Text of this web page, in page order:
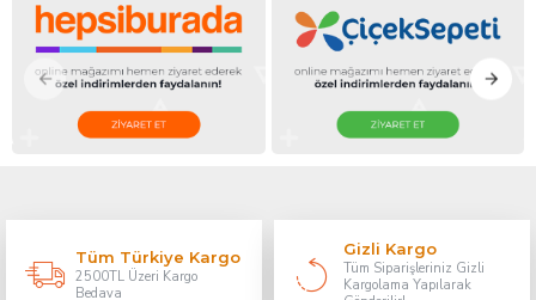
Tüm Türkiye Kargo
2500TL Üzeri Kargo
Bedava
Gizli Kargo
Tüm Siparişleriniz Gizli
Kargolama Yapılarak